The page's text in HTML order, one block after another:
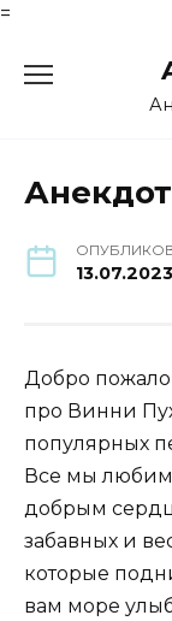
=
13.07.2023
Добро
про Винни
популярных
Все мы любим
добрым
забавных и
которые
вам море